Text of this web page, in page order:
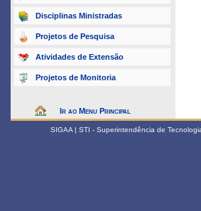
Disciplinas Ministradas
Projetos de Pesquisa
Atividades de Extensão
Projetos de Monitoria
Ir ao Menu Principal
SIGAA | STI - Superintendência de